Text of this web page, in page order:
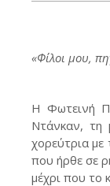
«Φίλοι μου,
Η Φωτεινή
Ντάνκαν, τη
χορεύτρια
που ήρθε σε
μέχρι που το